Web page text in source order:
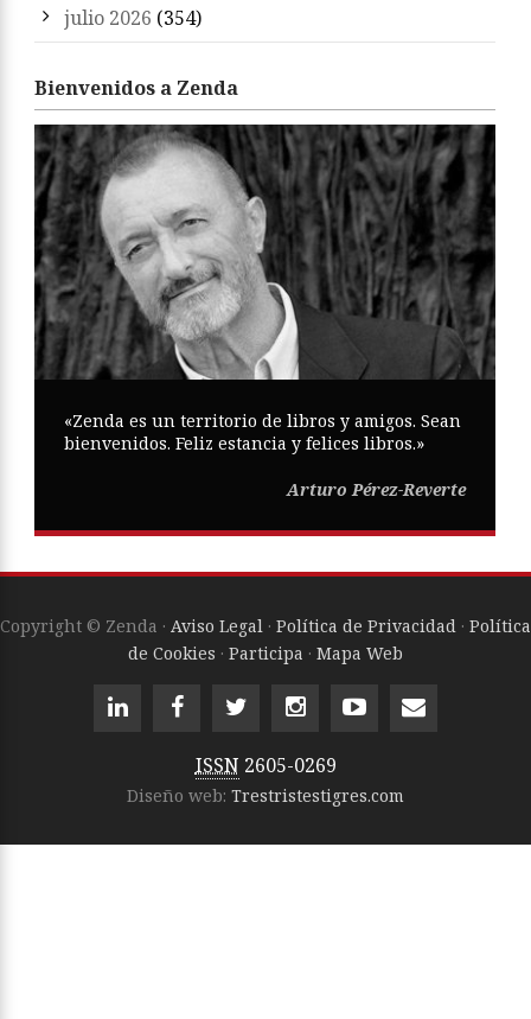
julio 2026 (354)
Bienvenidos a Zenda
«Zenda es un territorio de libros y amigos. Sean
bienvenidos. Feliz estancia y felices libros.»
Arturo Pérez-Reverte
Copyright © Zenda · Aviso Legal · Política de Privacidad · Política
de Cookies · Participa · Mapa Web
ISSN 2605-0269
Diseño web: Trestristestigres.com